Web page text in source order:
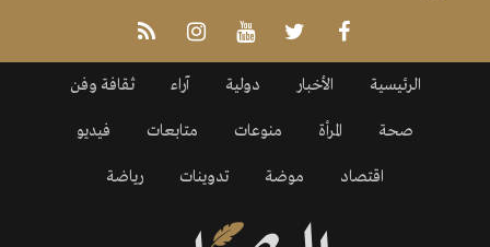
الرئيسية الأخبار دولية آراء ثقافة وفن
صحة المرأة منوعات متابعات فيديو
اقتصاد موضة تدوينات رياضة